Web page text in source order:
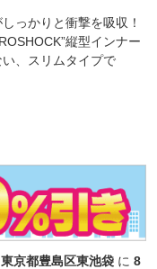
っかりと衝撃を吸収！
縦型インナー
、スリムタイプで
東京都豊島区東池袋 に 8